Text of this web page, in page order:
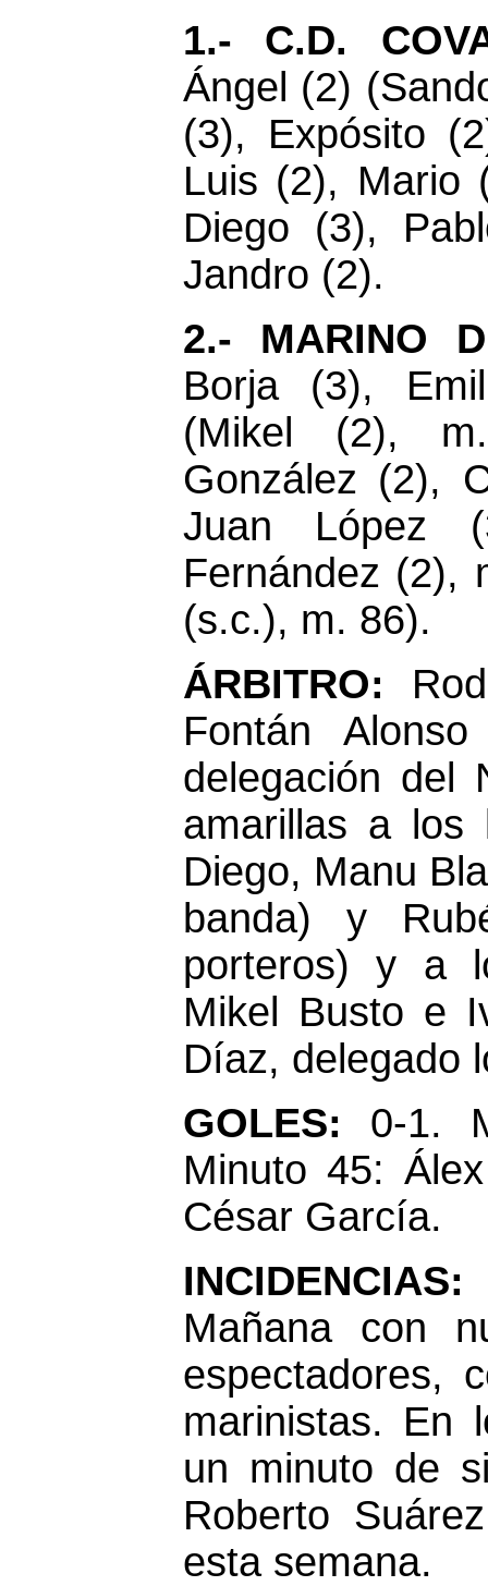
1.- C.D.
Ángel (2)
(3), Expósito
Luis (2), Mario
Diego (3),
Jandro (2).
2.- MARINO
Borja (3),
(Mikel (2),
González (2),
Juan López
Fernández (2),
(s.c.), m. 86).
ÁRBITRO:
Fontán
delegación del
amarillas a los
Diego, Manu
banda) y
porteros) y a
Mikel Busto e
Díaz, delegado
GOLES: 0-1.
Minuto 45:
César García.
INCIDENCIAS:
Mañana con
espectadores,
marinistas. En
un minuto de
Roberto
esta semana.